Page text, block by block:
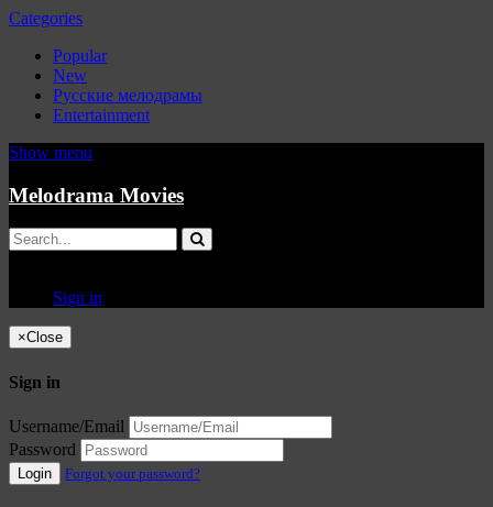
Categories
Popular
New
Русские мелодрамы
Entertainment
Show menu
Melodrama Movies
Sign in
×Close
Sign in
Username/Email
Password
Login Forgot your password?